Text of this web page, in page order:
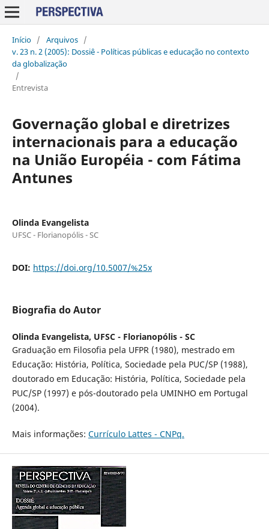
Início / Arquivos /
v. 23 n. 2 (2005): Dossiê - Políticas públicas e educação no contexto
da globalização
/
Entrevista
Governação global e diretrizes
internacionais para a educação
na União Européia - com Fátima
Antunes
Olinda Evangelista
UFSC - Florianopólis - SC
DOI: https://doi.org/10.5007/%25x
Biografia do Autor
Olinda Evangelista, UFSC - Florianopólis - SC
Graduação em Filosofia pela UFPR (1980), mestrado em
Educação: História, Política, Sociedade pela PUC/SP (1988),
doutorado em Educação: História, Política, Sociedade pela
PUC/SP (1997) e pós-doutorado pela UMINHO em Portugal
(2004).
Mais informações: Currículo Lattes - CNPq.